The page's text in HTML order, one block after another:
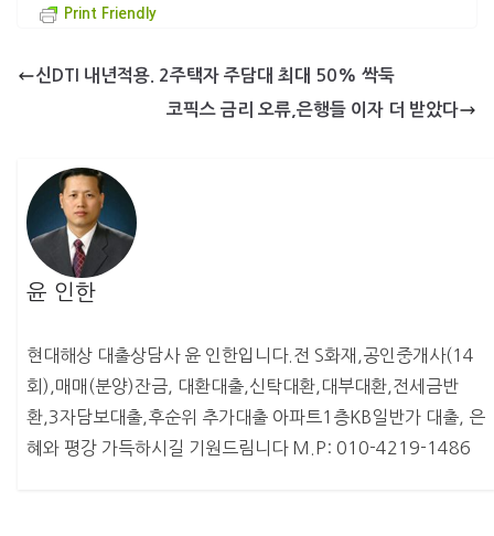
Print Friendly
신DTI 내년적용. 2주택자 주담대 최대 50% 싹둑
코픽스 금리 오류,은행들 이자 더 받았다
윤 인한
현대해상 대출상담사 윤 인한입니다.전 S화재,공인중개사(14
회),매매(분양)잔금, 대환대출,신탁대환,대부대환,전세금반
환,3자담보대출,후순위 추가대출 아파트1층KB일반가 대출, 은
혜와 평강 가득하시길 기원드림니다 M.P: 010-4219-1486